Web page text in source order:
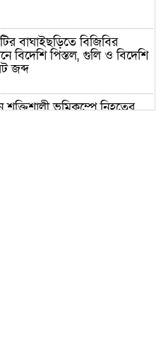
বাঘাইছড়িতে বিজিবির
বিদেশি পিস্তল, গুলি ও বিদেশি
জব্দ
শক্তিশালী ভূমিকম্পে নিহতের
তারেক রহমানের,গ্যাস সঙ্কট